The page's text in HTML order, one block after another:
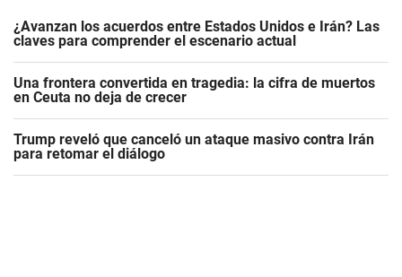
¿Avanzan los acuerdos entre Estados Unidos e Irán? Las
claves para comprender el escenario actual
Una frontera convertida en tragedia: la cifra de muertos
en Ceuta no deja de crecer
Trump reveló que canceló un ataque masivo contra Irán
para retomar el diálogo